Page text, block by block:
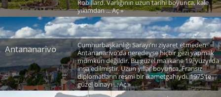
Robillard. Varlığının uzun tarihi boyunca, kale
yıkımdan ... Aç »
Antananarivo
Cumhurbaşkanlığı Sarayı'nı ziyaret etmeden
Antananarivo'da neredeyse hiçbir gezi yapmak
mümkün değildir. Bu güzel malikane 19. yüzyılda
inşa edilmiştir. Uzun yıllar boyunca, Fransız
diplomatların resmi bir ikametgahıydı. 1975'te
güzel binayı ... Aç »